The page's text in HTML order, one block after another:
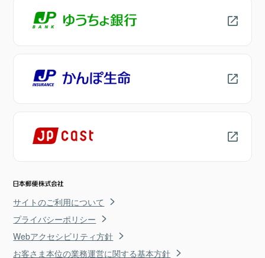
サイトのご利用について
プライバシーポリシー
Webアクセシビリティ方針
お客さま本位の業務運営に関する基本方針